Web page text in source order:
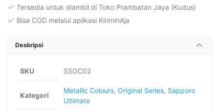
Tersedia untuk diambil di Toko Prambatan Jaya (Kudus)
Bisa COD melalui aplikasi KiriminAja
Deskripsi
SKU SSOC02
Kategori
Metallic Colours, Original Series, Sapporo
Ultimate